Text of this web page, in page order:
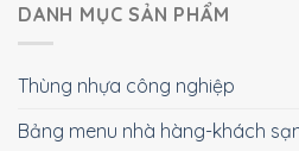
DANH MỤC SẢN PHẨM
Thùng nhựa công nghiệp
Bảng menu nhà hàng-khách